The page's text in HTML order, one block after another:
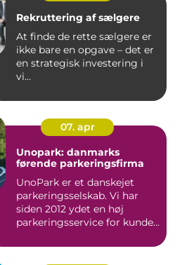
Rekruttering af sælgere
At finde de rette sælgere er
ikke bare en opgave – det er
en strategisk investering i
vi...
07. apr
Unopark: danmarks
førende parkeringsfirma
UnoPark er et danskejet
parkeringsselskab. Vi har
siden 2012 ydet en høj
parkeringsservice for kunde...